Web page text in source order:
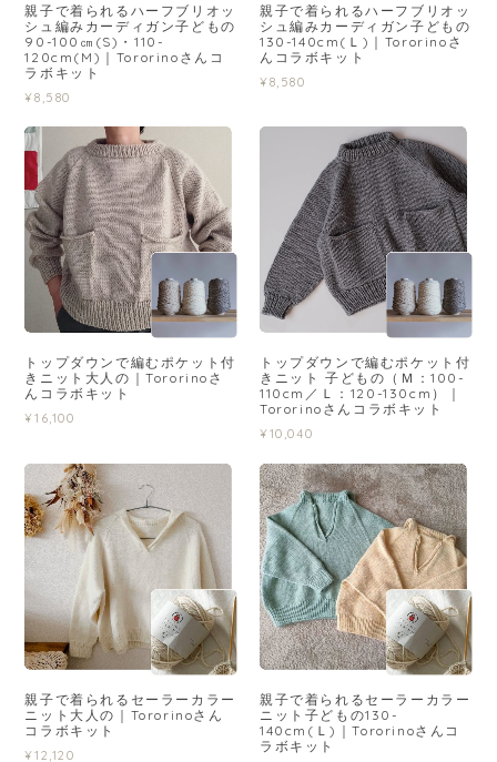
親子で着られるハーフブリオッ
シュ編みカーディガン子どもの
90-100㎝(S)・110-
120cm(M)｜Tororinoさんコ
ラボキット
¥8,580
親子で着られるハーフブリオッ
シュ編みカーディガン子どもの
130-140cm(Ｌ)｜Tororinoさ
んコラボキット
¥8,580
トップダウンで編むポケット付
きニット大人の｜Tororinoさ
んコラボキット
¥16,100
トップダウンで編むポケット付
きニット 子どもの（Ｍ：100-
110cm／Ｌ：120-130cm）｜
Tororinoさんコラボキット
¥10,040
親子で着られるセーラーカラー
ニット大人の｜Tororinoさん
コラボキット
¥12,120
親子で着られるセーラーカラー
ニット子どもの130-
140cm(Ｌ)｜Tororinoさんコ
ラボキット